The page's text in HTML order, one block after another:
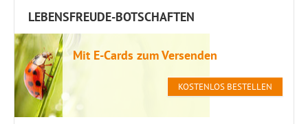
LEBENSFREUDE-BOTSCHAFTEN
Mit E-Cards zum Versenden
KOSTENLOS BESTELLEN